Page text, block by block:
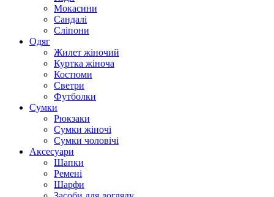
Мокасини
Сандалі
Сліпони
Одяг
Жилет жіночий
Куртка жіноча
Костюми
Светри
Футболки
Сумки
Рюкзаки
Сумки жіночі
Сумки чоловічі
Аксеcуари
Шапки
Ремені
Шарфи